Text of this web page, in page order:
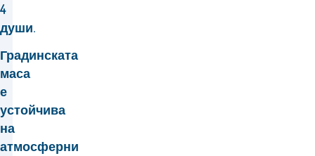
4
души.
Градинската
маса
е
устойчива
на
атмосферни